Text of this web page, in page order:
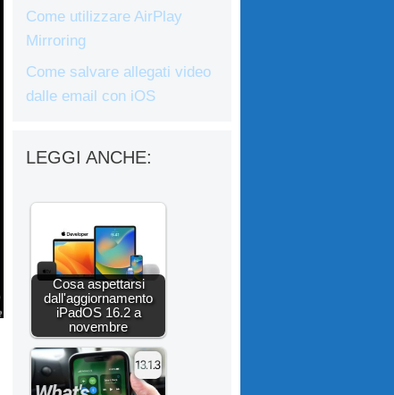
Come utilizzare AirPlay
Mirroring
Come salvare allegati video
dalle email con iOS
LEGGI ANCHE:
Cosa aspettarsi
dall'aggiornamento
iPadOS 16.2 a
novembre